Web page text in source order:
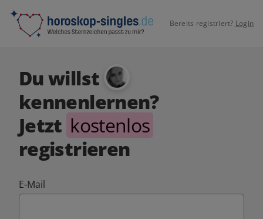
Bereits registriert? Login
Du willst
kennenlernen?
Jetzt kostenlos
registrieren
E-Mail